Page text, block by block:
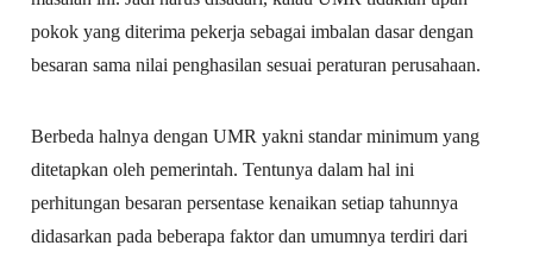
pokok yang diterima pekerja sebagai imbalan dasar dengan
besaran sama nilai penghasilan sesuai peraturan perusahaan.
Berbeda halnya dengan UMR yakni standar minimum yang
ditetapkan oleh pemerintah. Tentunya dalam hal ini
perhitungan besaran persentase kenaikan setiap tahunnya
didasarkan pada beberapa faktor dan umumnya terdiri dari